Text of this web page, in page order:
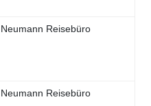
Reisebüro
Reisebüro